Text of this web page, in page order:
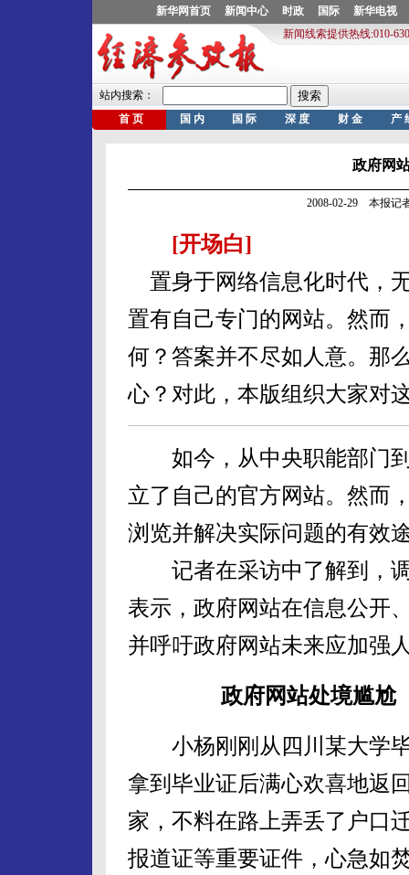
政府网
2008-02-29 本报记
[开场白]
置身于网络信息化时代，
置有自己专门的网站。然而
何？答案并不尽如人意。那
心？对此，本版组织大家对
如今，从中央职能部门到
立了自己的官方网站。然而
浏览并解决实际问题的有效
记者在采访中了解到，调
表示，政府网站在信息公开
并呼吁政府网站未来应加强
政府网站处境尴尬
小杨刚刚从四川某大学
拿到毕业证后满心欢喜地返
家，不料在路上弄丢了户口
报道证等重要证件，心急如